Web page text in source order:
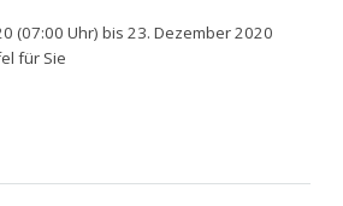
(07:00 Uhr) bis 23. Dezember 2020
für Sie